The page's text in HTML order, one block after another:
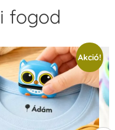
fogod
Akció!